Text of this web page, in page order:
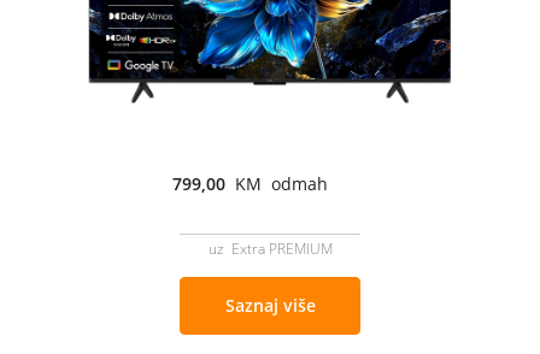
799,00 KM odmah
uz Extra PREMIUM
Saznaj više